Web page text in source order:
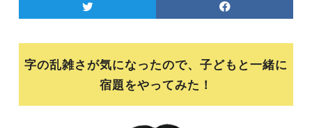
字の乱雑さが気になったので、子どもと一緒に
宿題をやってみた！